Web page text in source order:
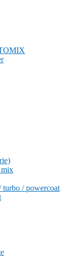
/ powercoat